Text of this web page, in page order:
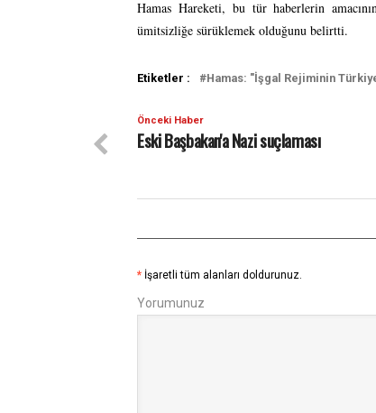
Hamas Hareketi, bu tür haberlerin
ümitsizliğe sürüklemek olduğunu belirtti.
Etiketler : Hamas: "İşgal Rejiminin
Önceki Haber
Eski Başbakan'a Nazi suçlaması
* İşaretli tüm alanları doldurunuz.
Yorumunuz